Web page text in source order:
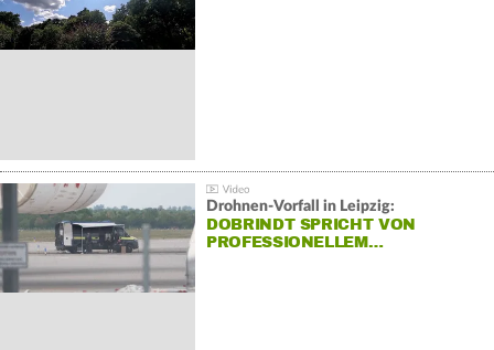
Drohnen-Vorfall in Leipzig:
DOBRINDT SPRICHT VON
PROFESSIONELLEM…